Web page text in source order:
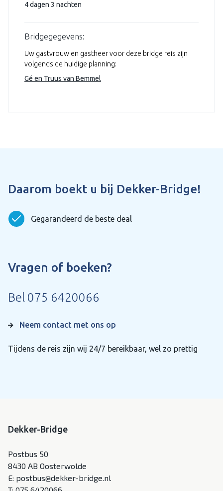
4 dagen 3 nachten
Bridgegegevens:
Uw gastvrouw en gastheer voor deze bridge reis zijn
volgends de huidige planning:
Gé en Truus van Bemmel
Daarom boekt u bij Dekker-Bridge!
Gegarandeerd de beste deal
Vragen of boeken?
Bel 075 6420066
Neem contact met ons op
Tijdens de reis zijn wij 24/7 bereikbaar, wel zo prettig
Dekker-Bridge
Postbus 50
8430 AB Oosterwolde
E: postbus@dekker-bridge.nl